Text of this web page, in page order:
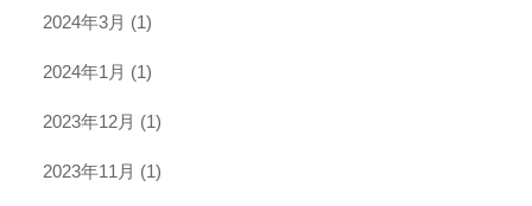
2024年3月 (1)
2024年1月 (1)
2023年12月 (1)
2023年11月 (1)